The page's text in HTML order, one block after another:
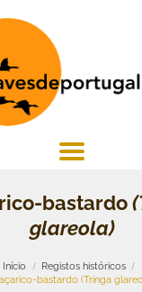
bastardo
glareola)
Início
Registos históricos
bastardo (Tringa